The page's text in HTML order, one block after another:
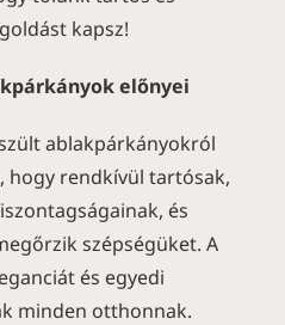
kapsz!
előnyei
ablakpárkányokról
rendkívül tartósak,
és
szépségüket. A
és egyedi
minden otthonnak.